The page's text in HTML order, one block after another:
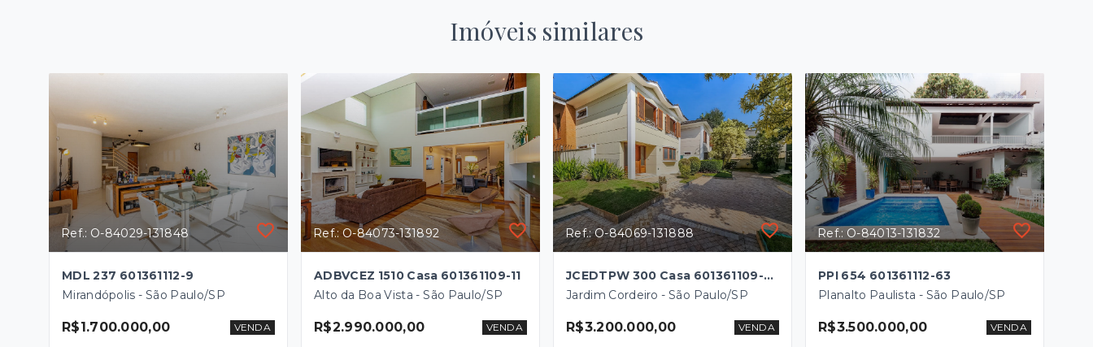
Imóveis similares
Ref.: O-84029-131848
MDL 237 601361112-9
Mirandópolis - São Paulo/SP
R$1.700.000,00 VENDA
Ref.: O-84073-131892
ADBVCEZ 1510 Casa 601361109-11
Alto da Boa Vista - São Paulo/SP
R$2.990.000,00 VENDA
Ref.: O-84069-131888
JCEDTPW 300 Casa 601361109-26
Jardim Cordeiro - São Paulo/SP
R$3.200.000,00 VENDA
Ref.: O-84013-131832
PPI 654 601361112-63
Planalto Paulista - São Paulo/SP
R$3.500.000,00 VENDA